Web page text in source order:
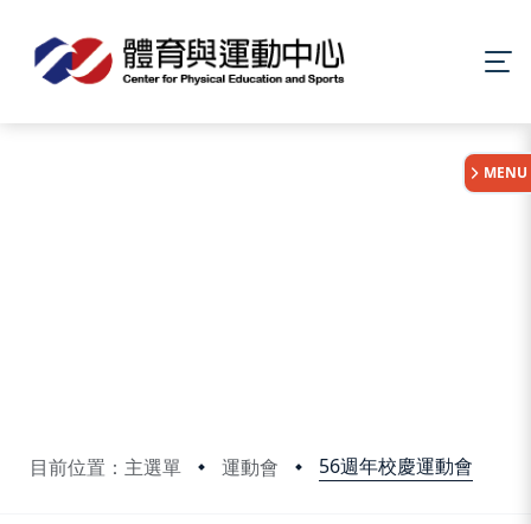
目前位置：主選單 運動會 56週年校慶運動會
MENU